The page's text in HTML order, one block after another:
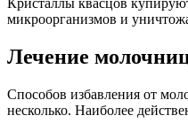
Кристаллы квасцов
микроорганизмов и
Лечение
Способов избавления от
несколько. Наиболее